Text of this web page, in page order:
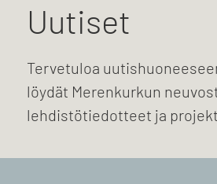
Uutiset
Tervetuloa
löydät Merenkurkun
lehdistötiedotteet ja